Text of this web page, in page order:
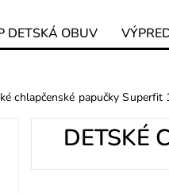
DETSKÁ OBUV
chlapčenské papučky Superfit
DETSKÉ